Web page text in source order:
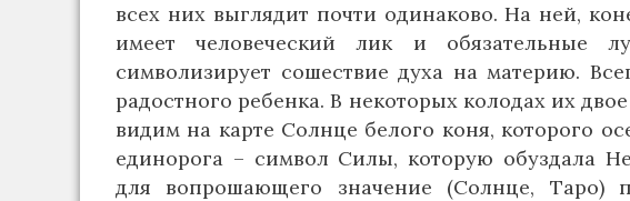
всех них выглядит почти одинаково. На ней,
имеет человеческий лик и обязательные
символизирует сошествие духа на материю.
радостного ребенка. В некоторых колодах их
видим на карте Солнце белого коня, которого
единорога – символ Силы, которую обуздала
для вопрошающего значение (Солнце, Таро)